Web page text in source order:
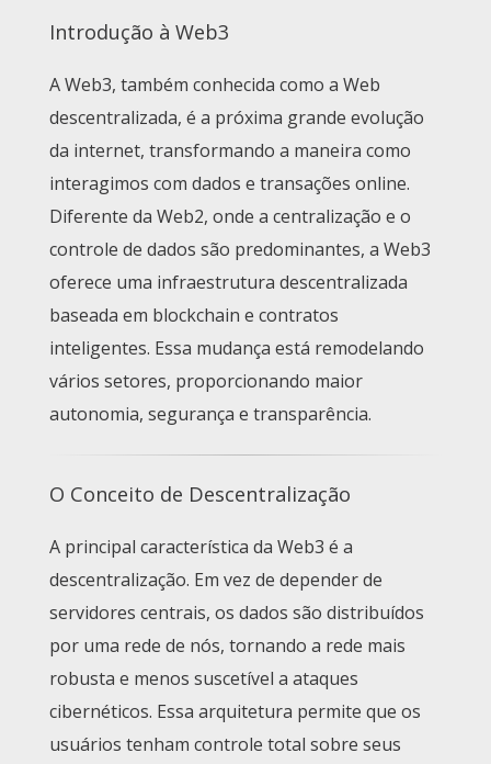
Introdução à Web3
A Web3, também conhecida como a Web
descentralizada, é a próxima grande evolução
da internet, transformando a maneira como
interagimos com dados e transações online.
Diferente da Web2, onde a centralização e o
controle de dados são predominantes, a Web3
oferece uma infraestrutura descentralizada
baseada em blockchain e contratos
inteligentes. Essa mudança está remodelando
vários setores, proporcionando maior
autonomia, segurança e transparência.
O Conceito de Descentralização
A principal característica da Web3 é a
descentralização. Em vez de depender de
servidores centrais, os dados são distribuídos
por uma rede de nós, tornando a rede mais
robusta e menos suscetível a ataques
cibernéticos. Essa arquitetura permite que os
usuários tenham controle total sobre seus